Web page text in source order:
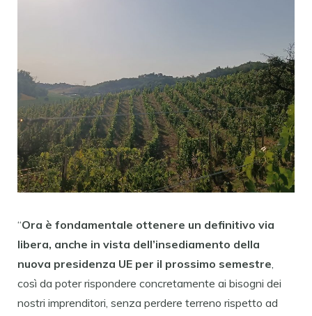
“Ora è fondamentale ottenere un definitivo via
libera, anche in vista dell’insediamento della
nuova presidenza UE per il prossimo semestre,
così da poter rispondere concretamente ai bisogni dei
nostri imprenditori, senza perdere terreno rispetto ad